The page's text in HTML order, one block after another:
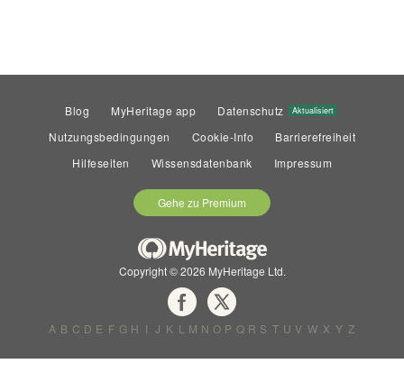
Blog MyHeritage app Datenschutz Aktualisiert
Nutzungsbedingungen Cookie-Info
Barrierefreiheit
Hilfeseiten
Wissensdatenbank Impressum
Gehe zu Premium
Copyright © 2026 MyHeritage Ltd.
A B C D E F G H I J K L M N O P Q R S T U V W X Y Z